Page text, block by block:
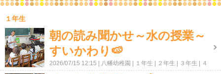
１年生
朝の読み聞かせ～水の授業～
すいかわり🍉
2026/07/15 12:15 八幡幼稚園 １年生 ２年生 ３年生
４
年生
５年生 ６年生 ＰＴＡ・地域